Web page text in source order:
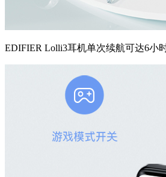
EDIFIER Lolli3耳机单次续航可达6小